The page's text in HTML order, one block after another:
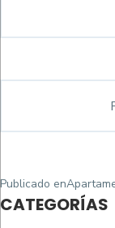
Navegación
de
Publicado en
CATEGORÍAS